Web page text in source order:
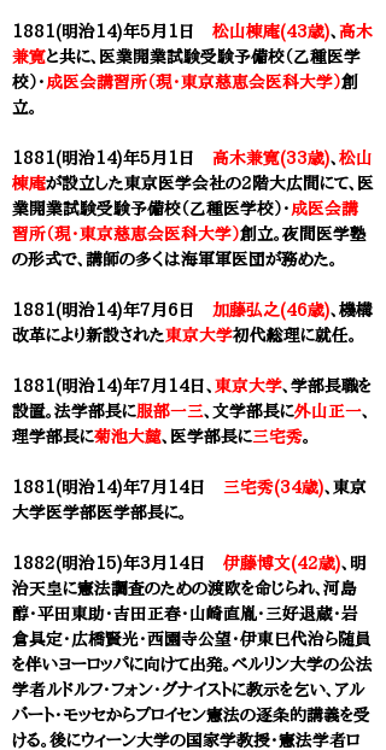
1881(明治14)年5月1日 松山棟庵(43歳)、 高木
兼寛と共に、医業開業試験受験予備校（乙種医学
校）・ 成医会講習所（現・東京慈恵会医科大学）創
立。
1881(明治14)年5月1日 高木兼寛(33歳)、 松山
棟庵が設立した東京医学会社の2階大広間にて、医
業開業試験受験予備校（乙種医学校）・ 成医会講
習所（現・東京慈恵会医科大学）創立。夜間医学塾
の形式で、講師の多くは海軍軍医団が務めた。
1881(明治14)年7月6日 加藤弘之(46歳)、機構
改革により新設された東京大学初代総理に就任。
1881(明治14)年7月14日、 東京大学、​学部長職を
設置。法学部長に服部一三、文学部長に外山正一、
理学部長に菊池大麓、 医学部長に三宅秀。
1881(明治14)年7月14日 三宅秀(34歳)、 東京
大学医学部医学部長に。
1882(明治15)年3月14日 伊藤博文(42歳)、明
治天皇に憲法調査のための渡欧を命じられ、河島
醇・平田東助・吉田正春・山崎直胤・三好退蔵・岩
倉具定・広橋賢光・西園寺公望・伊東巳代治ら随員
を伴いヨーロッパに向けて出発。ベルリン大学の公法
学者ルドルフ・フォン・グナイストに教示を乞い、アル
バート・モッセからプロイセン憲法の逐条的講義を受
ける。後にウィーン大学の国家学教授・憲法学者ロ